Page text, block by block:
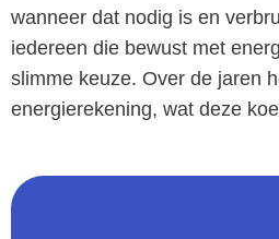
wanneer dat nodig is en
iedereen die bewust met
slimme keuze. Over de jaren
energierekening, wat deze